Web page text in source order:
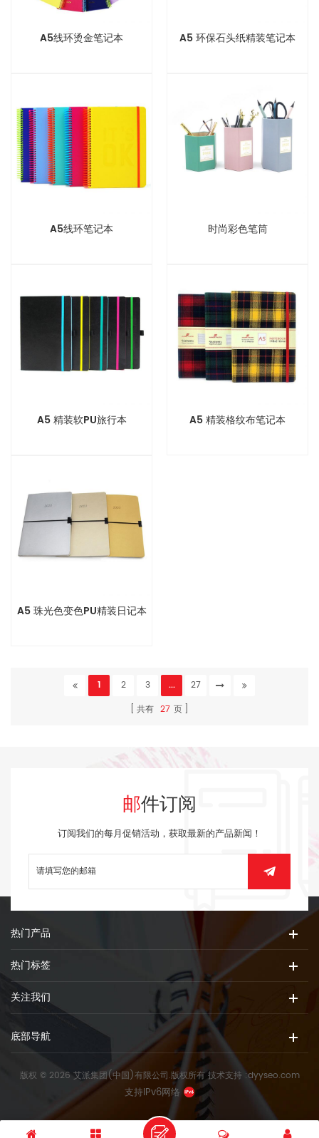
A5线环烫金笔记本 A5 环保石头纸精装笔记本
A5线环笔记本 时尚彩色笔筒
A5 精装软PU旅行本 A5 精装格纹布笔记本
A5 珠光色变色PU精装日记本
1 2 3 ...
27
共有 27 页
邮件订阅
订阅我们的每月促销活动，获取最新的产品新闻！
热门产品
热门标签
关注我们
底部导航
版权 © 2026 艾派集团(中国)有限公司.版权所有技术支持 :dyyseo.com
支持IPv6网络